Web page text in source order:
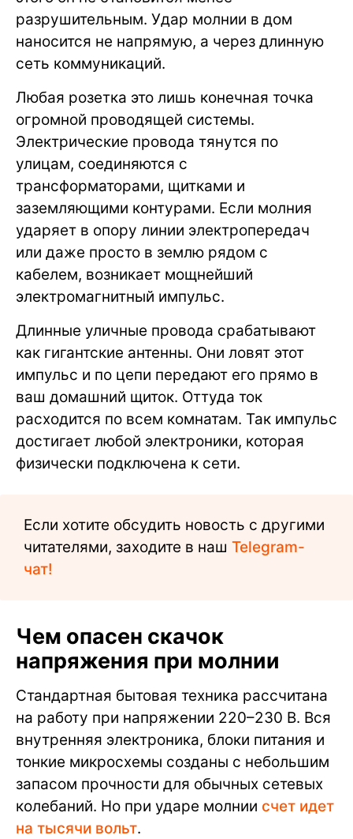
разрушительным. Удар молнии в дом
наносится не напрямую, а через длинную
сеть коммуникаций.
Любая розетка это лишь конечная точка
огромной проводящей системы.
Электрические провода тянутся по
улицам, соединяются с
трансформаторами, щитками и
заземляющими контурами. Если молния
ударяет в опору линии электропередач
или даже просто в землю рядом с
кабелем, возникает мощнейший
электромагнитный импульс.
Длинные уличные провода срабатывают
как гигантские антенны. Они ловят этот
импульс и по цепи передают его прямо в
ваш домашний щиток. Оттуда ток
расходится по всем комнатам. Так импульс
достигает любой электроники, которая
физически подключена к сети.
Если хотите обсудить новость с другими
читателями, заходите в наш Telegram-
чат!
Чем опасен скачок
напряжения при молнии
Стандартная бытовая техника рассчитана
на работу при напряжении 220–230 В. Вся
внутренняя электроника, блоки питания и
тонкие микросхемы созданы с небольшим
запасом прочности для обычных сетевых
колебаний. Но при ударе молнии счет идет
на тысячи вольт.